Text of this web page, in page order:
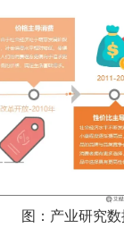
图：产业研究